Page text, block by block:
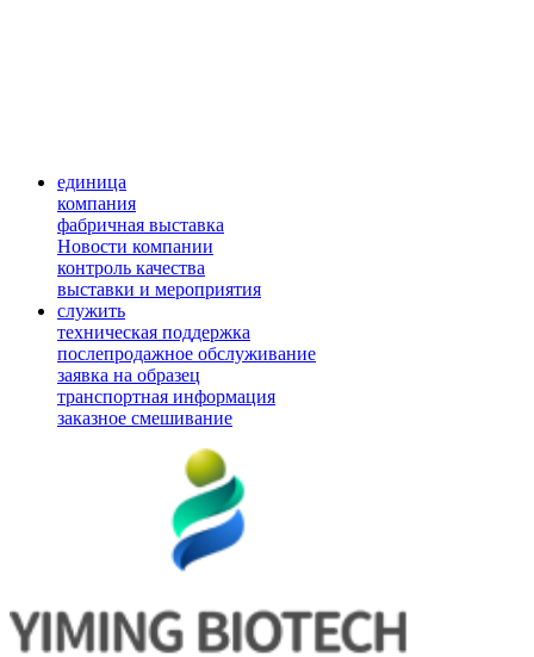
единица
компания
фабричная выставка
Новости компании
контроль качества
выставки и мероприятия
служить
техническая поддержка
послепродажное обслуживание
заявка на образец
транспортная информация
заказное смешивание